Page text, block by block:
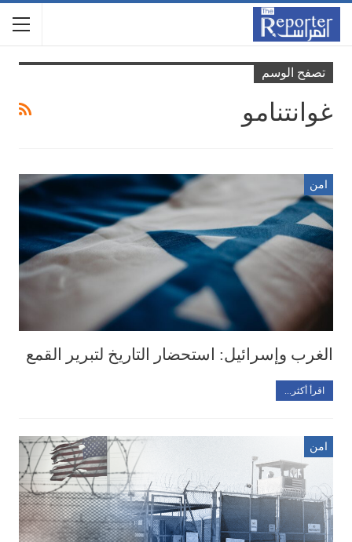
تصفح الوسم
غوانتنامو
امن
الغرب وإسرائيل: استحضار التاريخ لتبرير القمع
اقرأ أكثر...
امن